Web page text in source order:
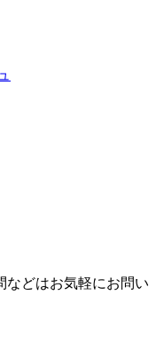
などはお気軽にお問い